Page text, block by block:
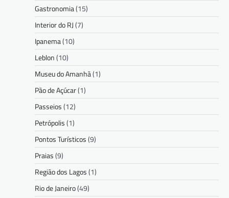
Gastronomia(15)
Interior do RJ(7)
Ipanema(10)
Leblon(10)
Museu do Amanhã(1)
Pão de Açúcar(1)
Passeios(12)
Petrópolis(1)
Pontos Turísticos(9)
Praias(9)
Região dos Lagos(1)
Rio de Janeiro(49)